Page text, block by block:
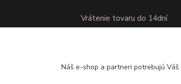
Vrátenie tovaru do 14dní
Náš e-shop a partneri potrebujú Váš